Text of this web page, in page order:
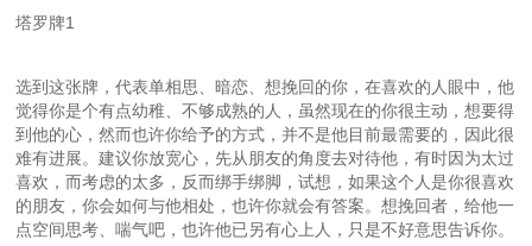
塔罗牌1
选到这张牌，代表单相思、暗恋、想挽回的你，在喜欢的人眼中，他
觉得你是个有点幼稚、不够成熟的人，虽然现在的你很主动，想要得
到他的心，然而也许你给予的方式，并不是他目前最需要的，因此很
难有进展。建议你放宽心，先从朋友的角度去对待他，有时因为太过
喜欢，而考虑的太多，反而绑手绑脚，试想，如果这个人是你很喜欢
的朋友，你会如何与他相处，也许你就会有答案。想挽回者，给他一
点空间思考、喘气吧，也许他已另有心上人，只是不好意思告诉你。